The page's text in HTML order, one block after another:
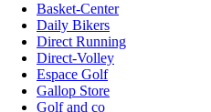
Basket-Center
Daily Bikers
Direct Running
Direct-Volley
Espace Golf
Gallop Store
Golf and co